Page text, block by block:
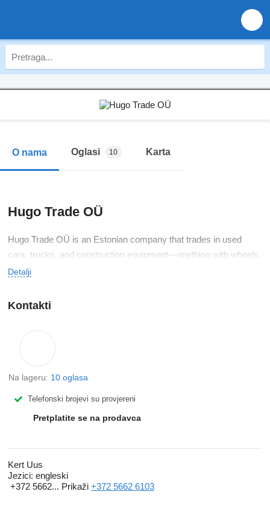
O nama Oglasi 10 Karta
Hugo Trade OÜ
Hugo Trade OÜ is an Estonian company that trades in used
cars, trucks, and construction equipment—anything with wheels.
Detalji
Kontakti
Na lageru: 10 oglasa
Telefonski brojevi su provjereni
Pretplatite se na prodavca
Kert Uus
Jezici: engleski
+372 5662... Prikaži +372 5662 6103